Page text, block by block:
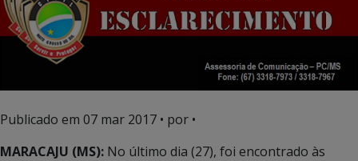
Publicado em 07 mar 2017 • por •
MARACAJU (MS): No último dia (27), foi encontrado às